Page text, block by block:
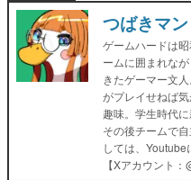
つばきマン
ゲームハードは
ームに囲まれな
きたゲーマー文
がプレイせねば
趣味。学生時代
その後チームで
しては、Youtube
【Xアカウント